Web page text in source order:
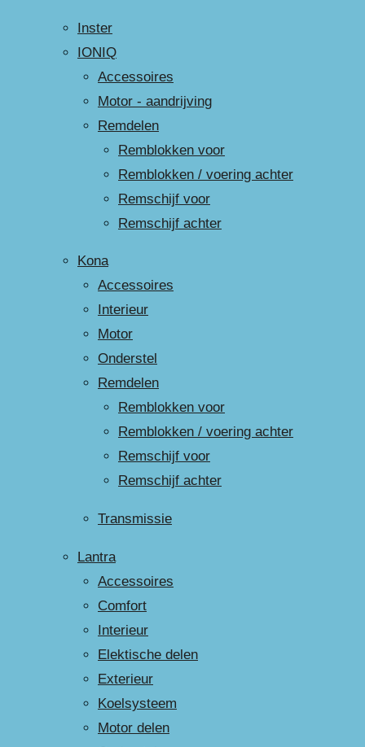
Inster
IONIQ
Accessoires
Motor - aandrijving
Remdelen
Remblokken voor
Remblokken / voering achter
Remschijf voor
Remschijf achter
Kona
Accessoires
Interieur
Motor
Onderstel
Remdelen
Remblokken voor
Remblokken / voering achter
Remschijf voor
Remschijf achter
Transmissie
Lantra
Accessoires
Comfort
Interieur
Elektische delen
Exterieur
Koelsysteem
Motor delen